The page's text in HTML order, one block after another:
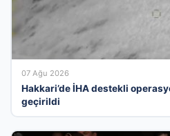
07 Ağu 2026
Hakkari’de İHA destekli
geçirildi